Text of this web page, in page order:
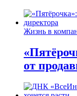
Жизнь в
от